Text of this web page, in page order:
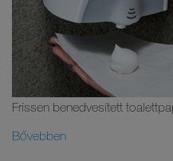
Frissen benedvesített
Bővebben